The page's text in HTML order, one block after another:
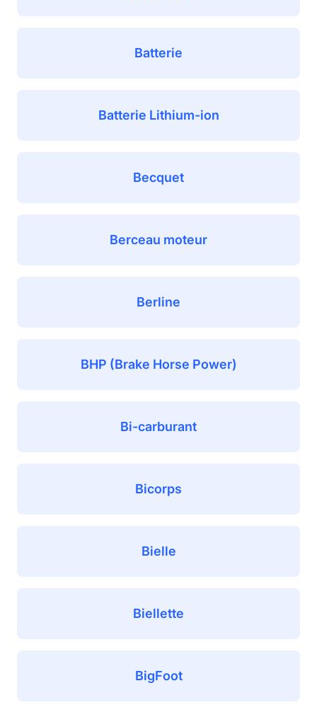
Batterie
Batterie Lithium-ion
Becquet
Berceau moteur
Berline
BHP (Brake Horse Power)
Bi-carburant
Bicorps
Bielle
Biellette
BigFoot